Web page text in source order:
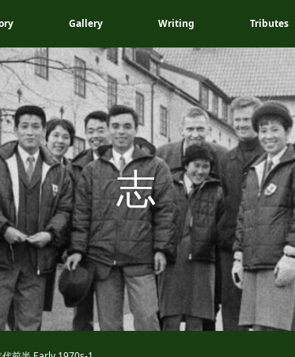
Gallery Writing Tributes
志